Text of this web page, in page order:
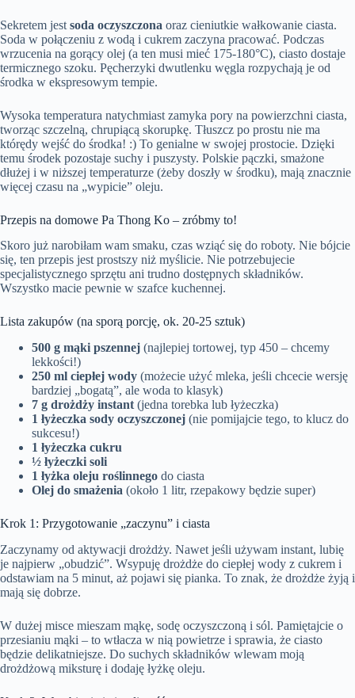
Sekretem jest soda oczyszczona oraz cieniutkie wałkowanie ciasta.
Soda w połączeniu z wodą i cukrem zaczyna pracować. Podczas
wrzucenia na gorący olej (a ten musi mieć 175-180°C), ciasto dostaje
termicznego szoku. Pęcherzyki dwutlenku węgla rozpychają je od
środka w ekspresowym tempie.
Wysoka temperatura natychmiast zamyka pory na powierzchni ciasta,
tworząc szczelną, chrupiącą skorupkę. Tłuszcz po prostu nie ma
którędy wejść do środka! :) To genialne w swojej prostocie. Dzięki
temu środek pozostaje suchy i puszysty. Polskie pączki, smażone
dłużej i w niższej temperaturze (żeby doszły w środku), mają znacznie
więcej czasu na „wypicie” oleju.
Przepis na domowe Pa Thong Ko – zróbmy to!
Skoro już narobiłam wam smaku, czas wziąć się do roboty. Nie bójcie
się, ten przepis jest prostszy niż myślicie. Nie potrzebujecie
specjalistycznego sprzętu ani trudno dostępnych składników.
Wszystko macie pewnie w szafce kuchennej.
Lista zakupów (na sporą porcję, ok. 20-25 sztuk)
500 g mąki pszennej (najlepiej tortowej, typ 450 – chcemy
lekkości!)
250 ml ciepłej wody (możecie użyć mleka, jeśli chcecie wersję
bardziej „bogatą”, ale woda to klasyk)
7 g drożdży instant (jedna torebka lub łyżeczka)
1 łyżeczka sody oczyszczonej (nie pomijajcie tego, to klucz do
sukcesu!)
1 łyżeczka cukru
½ łyżeczki soli
1 łyżka oleju roślinnego do ciasta
Olej do smażenia (około 1 litr, rzepakowy będzie super)
Krok 1: Przygotowanie „zaczynu” i ciasta
Zaczynamy od aktywacji drożdży. Nawet jeśli używam instant, lubię
je najpierw „obudzić”. Wsypuję drożdże do ciepłej wody z cukrem i
odstawiam na 5 minut, aż pojawi się pianka. To znak, że drożdże żyją i
mają się dobrze.
W dużej misce mieszam mąkę, sodę oczyszczoną i sól. Pamiętajcie o
przesianiu mąki – to wtłacza w nią powietrze i sprawia, że ciasto
będzie delikatniejsze. Do suchych składników wlewam moją
drożdżową miksturę i dodaję łyżkę oleju.